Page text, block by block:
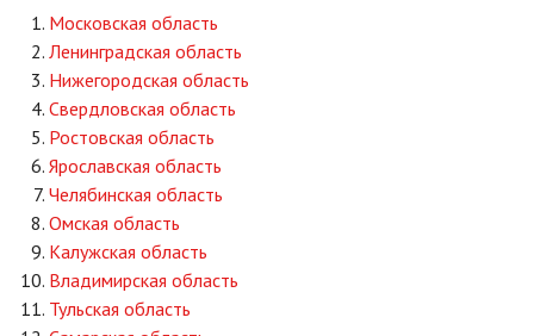
Московская область
Ленинградская область
Нижегородская область
Свердловская область
Ростовская область
Ярославская область
Челябинская область
Омская область
Калужская область
Владимирская область
Тульская область